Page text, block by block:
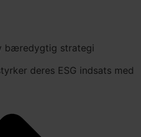
bæredygtig strategi
deres ESG indsats med